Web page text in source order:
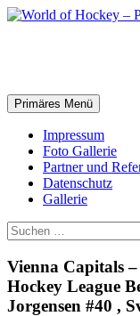
Zum
Suchen
Primäres Menü
Impressum
Foto Gallerie
Partner und
Datenschutz
Gallerie
Suchen
nach:
Vienna Capitals
Hockey League
Jorgensen #40 ,